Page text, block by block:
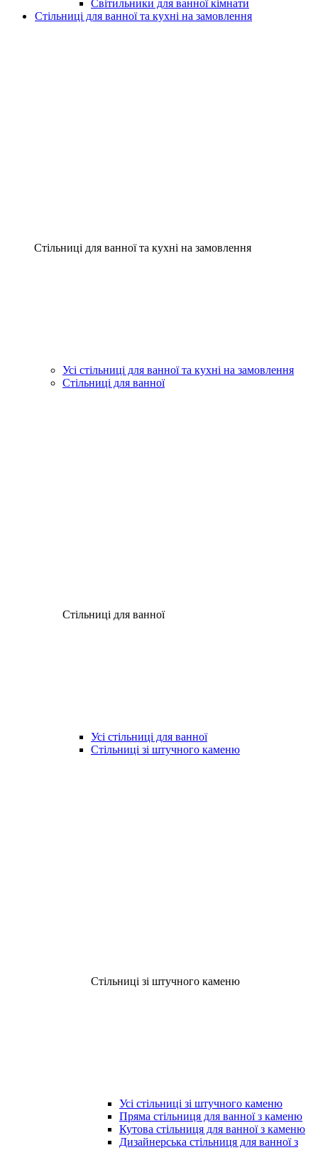
Світильники для ванної кімнати
Стільниці для ванної та кухні на замовлення
Стільниці для ванної та кухні на замовлення
Усі стільниці для ванної та кухні на замовлення
Стільниці для ванної
Стільниці для ванної
Усі стільниці для ванної
Стільниці зі штучного каменю
Стільниці зі штучного каменю
Усі стільниці зі штучного каменю
Пряма стільниця для ванної з каменю
Кутова стільниця для ванної з каменю
Дизайнерська стільниця для ванної з